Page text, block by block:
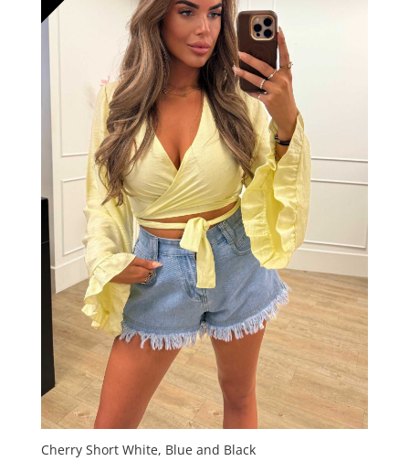
Cherry Short White, Blue and Black